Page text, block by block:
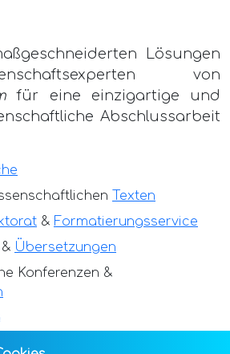
Lösungen
von
für eine einzigartige und
Abschlussarbeit
Texten
& Formatierungsservice
& Übersetzungen
Konferenzen &